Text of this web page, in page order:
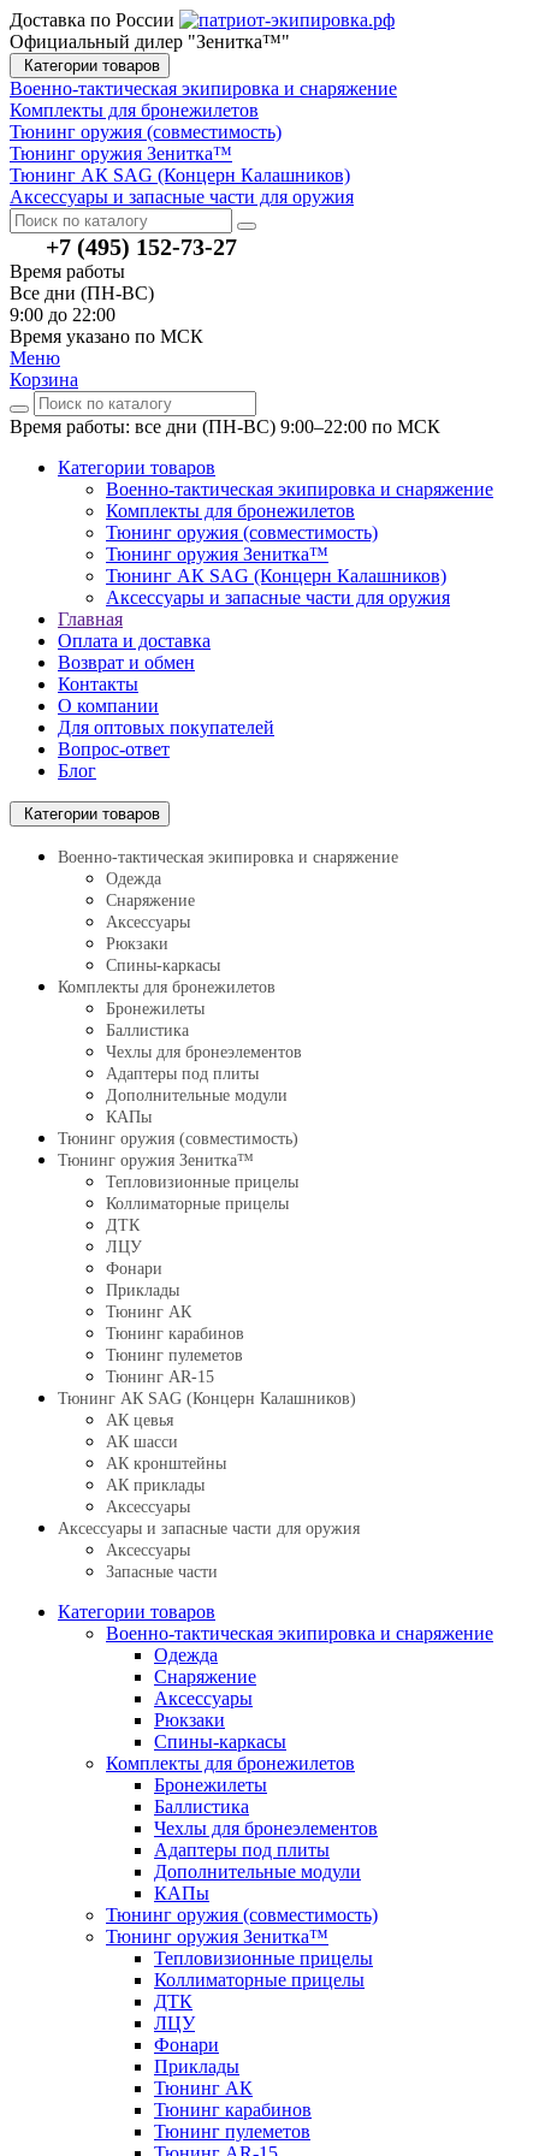
Доставка по России
Официальный дилер "Зенитка™"
Категории товаров
Военно-тактическая экипировка и снаряжение
Комплекты для бронежилетов
Тюнинг оружия (совместимость)
Тюнинг оружия Зенитка™
Тюнинг АК SAG (Концерн Калашников)
Аксессуары и запасные части для оружия
+7 (495) 152-73-27
Время работы
Все дни (ПН-ВС)
9:00 до 22:00
Время указано по МСК
Меню
Корзина
Время работы: все дни (ПН-ВС) 9:00–22:00 по МСК
Категории товаров
Военно-тактическая экипировка и снаряжение
Комплекты для бронежилетов
Тюнинг оружия (совместимость)
Тюнинг оружия Зенитка™
Тюнинг АК SAG (Концерн Калашников)
Аксессуары и запасные части для оружия
Главная
Оплата и доставка
Возврат и обмен
Контакты
О компании
Для оптовых покупателей
Вопрос-ответ
Блог
Категории товаров
Военно-тактическая экипировка и снаряжение
Одежда
Снаряжение
Аксессуары
Рюкзаки
Спины-каркасы
Комплекты для бронежилетов
Бронежилеты
Баллистика
Чехлы для бронеэлементов
Адаптеры под плиты
Дополнительные модули
КАПы
Тюнинг оружия (совместимость)
Тюнинг оружия Зенитка™
Тепловизионные прицелы
Коллиматорные прицелы
ДТК
ЛЦУ
Фонари
Приклады
Тюнинг АК
Тюнинг карабинов
Тюнинг пулеметов
Тюнинг AR-15
Тюнинг АК SAG (Концерн Калашников)
АК цевья
АК шасси
АК кронштейны
АК приклады
Аксессуары
Аксессуары и запасные части для оружия
Аксессуары
Запасные части
Категории товаров
Военно-тактическая экипировка и снаряжение
Одежда
Снаряжение
Аксессуары
Рюкзаки
Спины-каркасы
Комплекты для бронежилетов
Бронежилеты
Баллистика
Чехлы для бронеэлементов
Адаптеры под плиты
Дополнительные модули
КАПы
Тюнинг оружия (совместимость)
Тюнинг оружия Зенитка™
Тепловизионные прицелы
Коллиматорные прицелы
ДТК
ЛЦУ
Фонари
Приклады
Тюнинг АК
Тюнинг карабинов
Тюнинг пулеметов